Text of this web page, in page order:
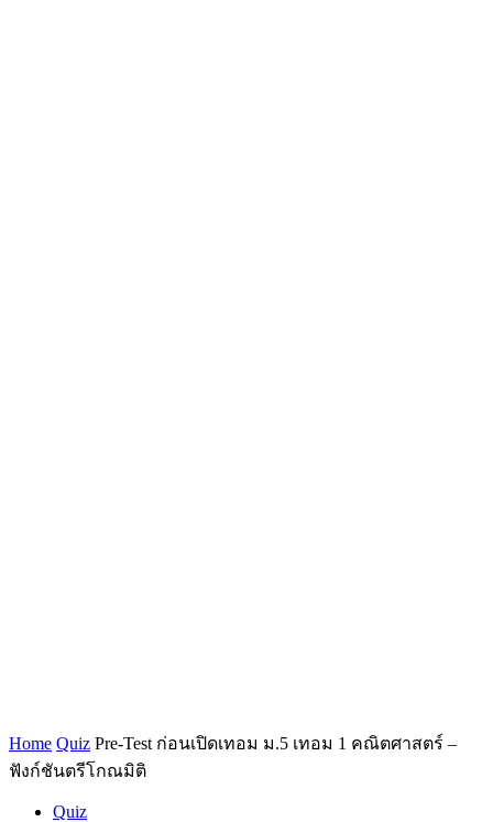
Home Quiz Pre-Test ก่อนเปิดเทอม ม.5 เทอม 1 คณิตศาสตร์ –
ฟังก์ชันตรีโกณมิติ
Quiz